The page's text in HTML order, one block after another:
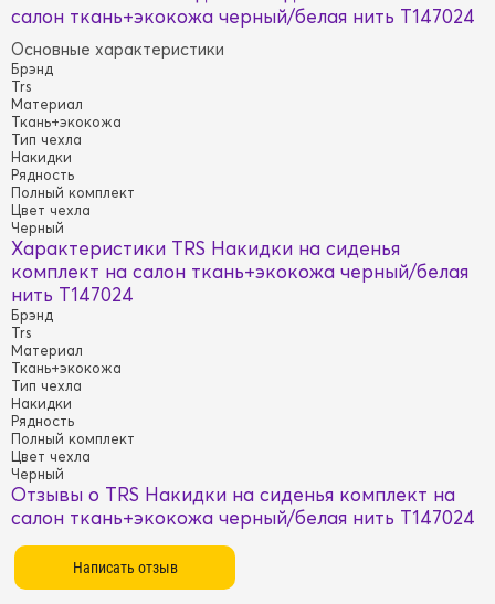
салон ткань+экокожа черный/белая нить T147024
Основные характеристики
Брэнд
Trs
Материал
Ткань+экокожа
Тип чехла
Накидки
Рядность
Полный комплект
Цвет чехла
Черный
Характеристики TRS Накидки на сиденья
комплект на салон ткань+экокожа черный/белая
нить T147024
Брэнд
Trs
Материал
Ткань+экокожа
Тип чехла
Накидки
Рядность
Полный комплект
Цвет чехла
Черный
Отзывы о TRS Накидки на сиденья комплект на
салон ткань+экокожа черный/белая нить T147024